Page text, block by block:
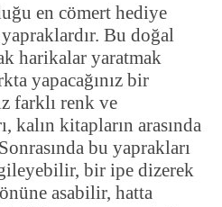
en cömert hediye
Bu doğal
harikalar yaratmak
yapacağınız bir
farklı renk ve
kalın kitapların arasında
bu yaprakları
bir ipe dizerek
asabilir, hatta